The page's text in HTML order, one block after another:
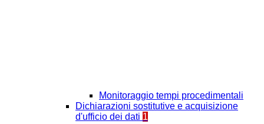
Monitoraggio tempi procedimentali
Dichiarazioni sostitutive e acquisizione
d'ufficio dei dati 1